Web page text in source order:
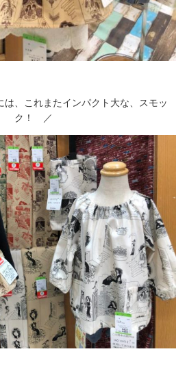
、これまたインパクト大な、スモッ
ク！ ／